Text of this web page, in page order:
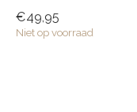
€49,95
Niet op voorraad